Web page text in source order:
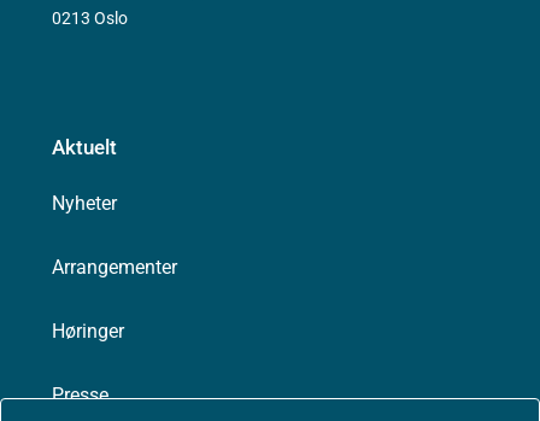
0213 Oslo
Aktuelt
Nyheter
Arrangementer
Høringer
Presse